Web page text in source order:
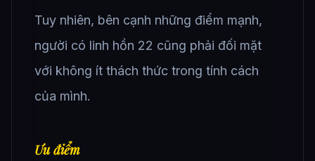
Tuy nhiên, bên cạnh những điểm mạnh,
người có linh hồn 22 cũng phải đối mặt
với không ít thách thức trong tính cách
của mình.
Ưu điểm